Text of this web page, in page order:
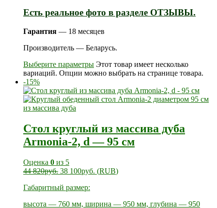
Есть реальное фото в разделе ОТЗЫВЫ.
Гарантия — 18 месяцев
Производитель — Беларусь.
Выберите параметры Этот товар имеет несколько
вариаций. Опции можно выбрать на странице товара.
-15%
Стол круглый из массива дуба
Armonia-2, d — 95 см
Оценка 0 из 5
44 820руб. 38 100руб. (RUB)
Габаритный размер:
высота — 760 мм, ширина — 950 мм, глубина — 950